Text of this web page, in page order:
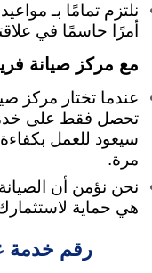
نلتزم تمامًا بـ
أمرًا حاسمًا في
مع مركز صيانة
عندما تختار مركز
تحصل فقط على
سيعود للعمل
مرة.
نحن نؤمن أن
هي حماية
رقم خدمة